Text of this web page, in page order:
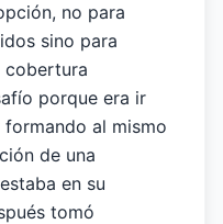
no para
sino para
cobertura
porque era ir
al mismo
de una
en su
tomó